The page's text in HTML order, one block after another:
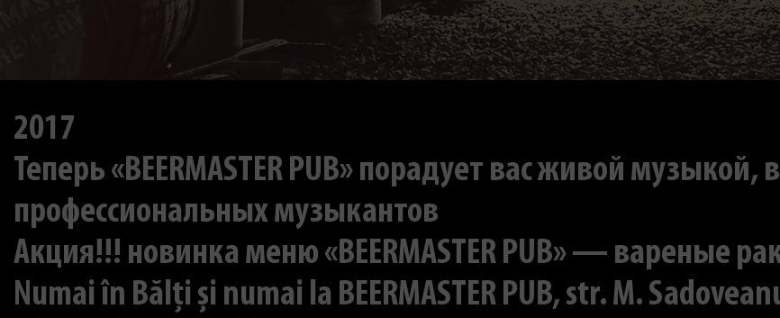
2017
Теперь «BEERMASTER PUB» порадует вас живой музыкой,
профессиональных музыкантов
Акция!!! новинка меню «BEERMASTER PUB» — вареные
Numai în Bălți și numai la BEERMASTER PUB, str. M.